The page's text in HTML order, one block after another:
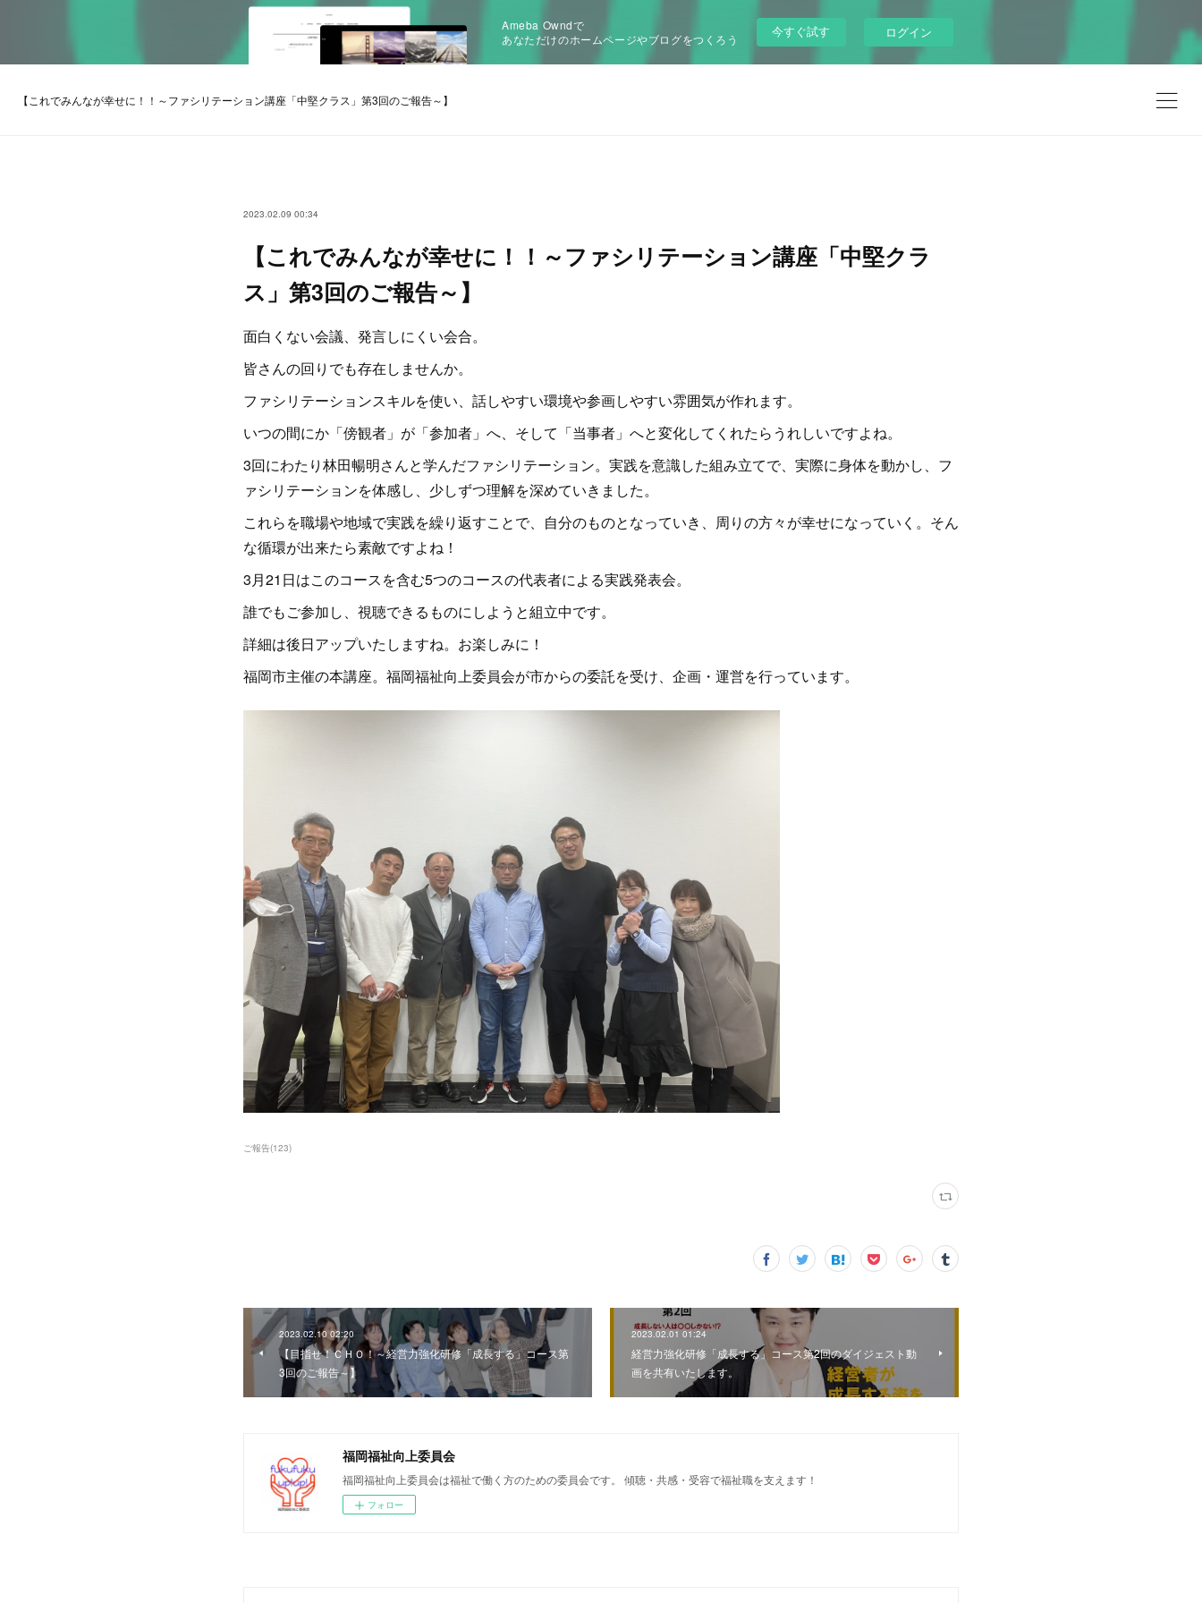
Ameba Owndで
あなただけのホームページやブログをつくろう
今すぐ試す ログイン
【これでみんなが幸せに！！～ファシリテーション講座「中堅クラス」第3回のご報告～】
2023.02.09 00:34
【これでみんなが幸せに！！～ファシリテーション講座「中堅クラ
ス」第3回のご報告～】
面白くない会議、発言しにくい会合。
皆さんの回りでも存在しませんか。
ファシリテーションスキルを使い、話しやすい環境や参画しやすい雰囲気が作れます。
いつの間にか「傍観者」が「参加者」へ、そして「当事者」へと変化してくれたらうれしいですよね。
3回にわたり林田暢明さんと学んだファシリテーション。実践を意識した組み立てで、実際に身体を動かし、フ
ァシリテーションを体感し、少しずつ理解を深めていきました。
これらを職場や地域で実践を繰り返すことで、自分のものとなっていき、周りの方々が幸せになっていく。そん
な循環が出来たら素敵ですよね！
3月21日はこのコースを含む5つのコースの代表者による実践発表会。
誰でもご参加し、視聴できるものにしようと組立中です。
詳細は後日アップいたしますね。お楽しみに！
福岡市主催の本講座。福岡福祉向上委員会が市からの委託を受け、企画・運営を行っています。
ご報告(123)
2023.02.10 02:20
【目指せ！ＣＨＯ！～経営力強化研修「成長する」コース第
3回のご報告～】
2023.02.01 01:24
経営力強化研修「成長する」コース第2回のダイジェスト動
画を共有いたします。
福岡福祉向上委員会
福岡福祉向上委員会は福祉で働く方のための委員会です。 傾聴・共感・受容で福祉職を支えます！
フォロー